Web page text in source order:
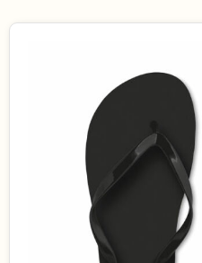
Geschenken
Kantoorartikelen
Schrijfwaren
Duurzame keuzes
Made in Europe
Recycled